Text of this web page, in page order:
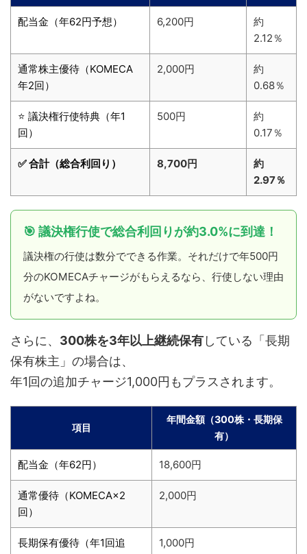
配当金（年62円予想） 6,200円
約
2.12％
通常株主優待（KOMECA
年2回）
2,000円
約
0.68％
⭐ 議決権行使特典（年1
回）
500円
約
0.17％
✅ 合計（総合利回り） 8,700円
約
2.97％
🎯 議決権行使で総合利回りが約3.0%に到達！
議決権の行使は数分でできる作業。それだけで年500円
分のKOMECAチャージがもらえるなら、行使しない理由
がないですよね。
さらに、 300株を3年以上継続保有している「長期
保有株主」の場合は、
年1回の追加チャージ1,000円もプラスされます。
項目
年間金額（300株・長期保
有）
配当金（年62円） 18,600円
通常優待（KOMECA×2
回）
2,000円
長期保有優待（年1回追
1,000円